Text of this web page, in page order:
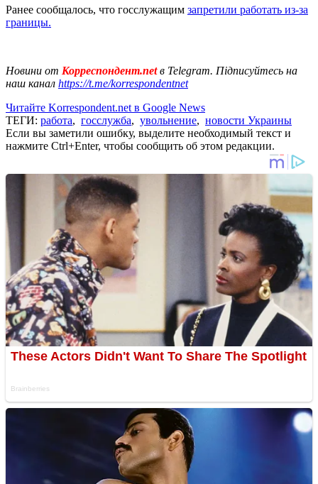
Ранее сообщалось, что госслужащим запретили работать из-за
границы.
Новини от Корреспондент.netв Telegram. Підписуйтесь на
наш канал https://t.me/korrespondentnet
Читайте Korrespondent.net в Google News
ТЕГИ: работа, госслужба, увольнение, новости Украины
Если вы заметили ошибку, выделите необходимый текст и
нажмите Ctrl+Enter, чтобы сообщить об этом редакции.